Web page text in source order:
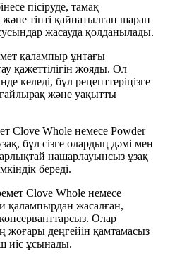
пісіруде, тамақ
тіпті қайнатылған шарап
жасауда қолданылады.
қалампыр ұнтағы
қажеттілігін жояды. Ол
келеді, бұл рецепттеріңізге
және уақытты
Clove Whole немесе Powder
бұл сізге олардың дәмі мен
нашарлауынсыз ұзақ
береді.
Clove Whole немесе
қалампырдан жасалған,
Олар
жоғары деңгейін қамтамасыз
иіс ұсынады.